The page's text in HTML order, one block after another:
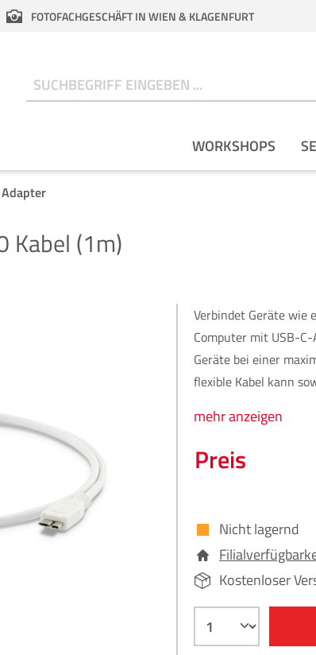
FOTOFACHGESCHÄFT IN WIEN & KLAGENFURT
WORKSHOPS
Kabel (1m)
Verbindet Geräte wie
Computer mit USB-
Geräte bei einer
flexible Kabel kann
mehr anzeigen
Preis
Nicht lagernd
Kostenloser